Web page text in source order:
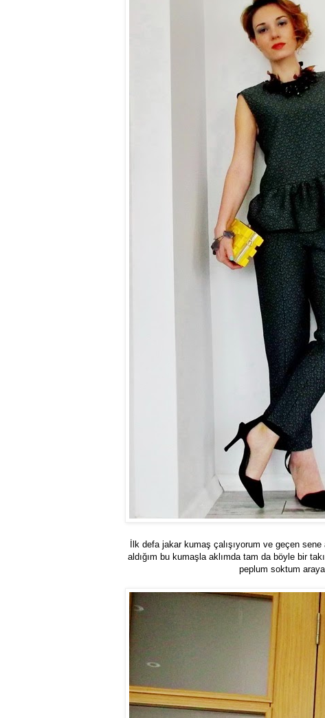
İlk defa jakar kumaş çalışıyorum ve geçen
aldığım bu kumaşla aklımda tam da böyle bir
peplum soktum